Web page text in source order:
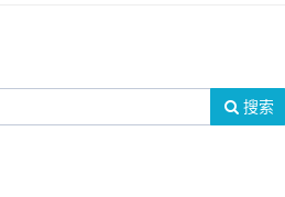
搜索